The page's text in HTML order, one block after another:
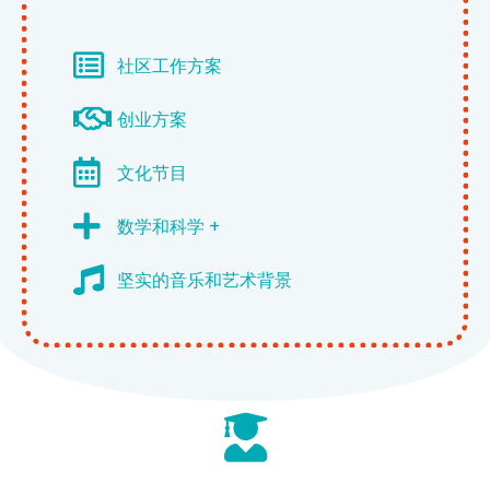
社区工作方案
创业方案
文化节目
数学和科学 +
坚实的音乐和艺术背景